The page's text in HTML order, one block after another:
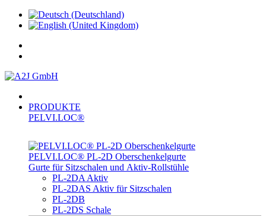
PRODUKTE
PELVI.LOC®
PELVI.LOC® PL-­2D Oberschenkelgurte
Gurte für Sitzschalen und Aktiv-Rollstühle
PL-2DA Aktiv
PL-2DAS Aktiv für Sitzschalen
PL-2DB
PL-2DS Schale